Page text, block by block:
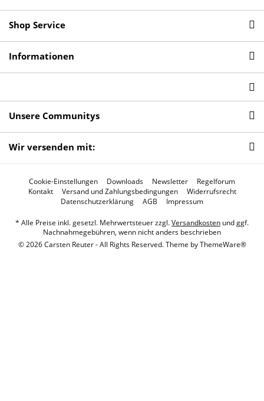
Shop Service
Informationen
Unsere Communitys
Wir versenden mit:
Cookie-Einstellungen Downloads Newsletter
Regelforum
Kontakt
Versand und Zahlungsbedingungen
Widerrufsrecht
Datenschutzerklärung
AGB Impressum
* Alle Preise inkl. gesetzl. Mehrwertsteuer zzgl.Versandkosten und ggf.
Nachnahmegebühren, wenn nicht anders beschrieben
© 2026 Carsten Reuter - All Rights Reserved. Theme byThemeWare®